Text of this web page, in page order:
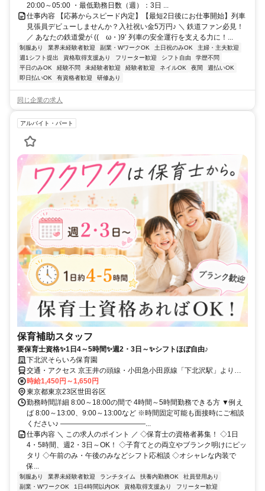
20:00～05:00 ・最低勤務日数（週）：3日 ...
仕事内容 【応募からスピード内定】【最短2日後にお仕事開始】列車
見張員デビューしませんか？入社祝い金5万円♪ ＼ 鉄道ファン必見！
／ あなたの鉄道愛が ((ゝω・)9’ 列車の安全運行を支える力に！...
制服あり 業界未経験者歓迎 副業・WワークOK 土日祝のみOK
主婦・主夫歓迎
週1シフト提出
資格取得支援あり フリーター歓迎 シフト自由
学歴不問
平日のみOK
経験不問 未経験者歓迎 経験者歓迎 ネイルOK 夜間
週払いOK
即日払いOK
有資格者歓迎 研修あり
同じ企業の求人
アルバイト・パート
保育補助スタッフ
要保育士資格✨1日4～5時間✨週2・3日～✨シフトほぼ自由♪
下北沢そらいろ保育園
交通・アクセス 京王井の頭線・小田急小田原線「下北沢駅」より徒
歩5分
時給1,450円～1,650円
東京都東京23区世田谷区
勤務時間詳細 8:00～18:00の間で 4時間～5時間勤務できる方 ▼例え
ば 8:00～13:00、9:00～13:00など ※時間固定可能も面接時にご相談
ください♪ ――――――――――――...
仕事内容 ＼ この求人のポイント ／ ◇保育士の資格者募集！ ◇1日
4・5時間、週2・3日～OK！ ◇子育てとの両立やブランク明けにピッ
タリ ◇午前のみ・午後のみなどシフト応相談 ◇オシャレな内装で
保...
制服あり 業界未経験者歓迎 ランチタイム 扶養内勤務OK
社員登用あり
副業・WワークOK
1日4時間以内OK 資格取得支援あり
フリーター歓迎